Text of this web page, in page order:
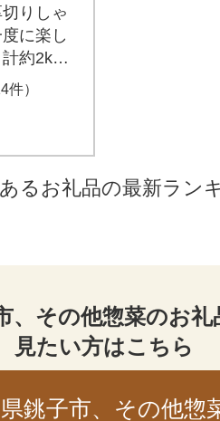
りしゃ
に楽し
約2kg
件）
るお礼品の最新ラン
、その他惣菜のお
見たい方はこちら
銚子市、その他惣